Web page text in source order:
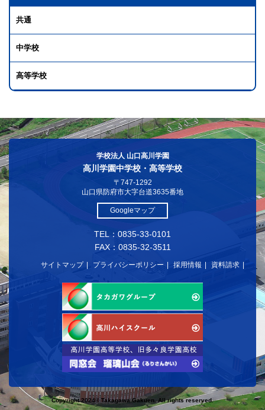
共通
中学校
高等学校
学校法人 山口高川学園
高川学園中学校・高等学校
〒747-1292
山口県防府市大字台道3635番地
Googleマップ
TEL：0835-33-0101
FAX：0835-32-3511
サイトマップ プライバシーポリシー 採用情報 資料請求
Copyright 2024© Takagawa Gakuen. All rights reserved.